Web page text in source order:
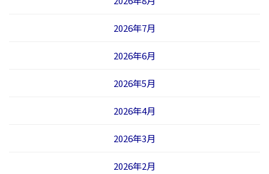
2026年7月
2026年6月
2026年5月
2026年4月
2026年3月
2026年2月